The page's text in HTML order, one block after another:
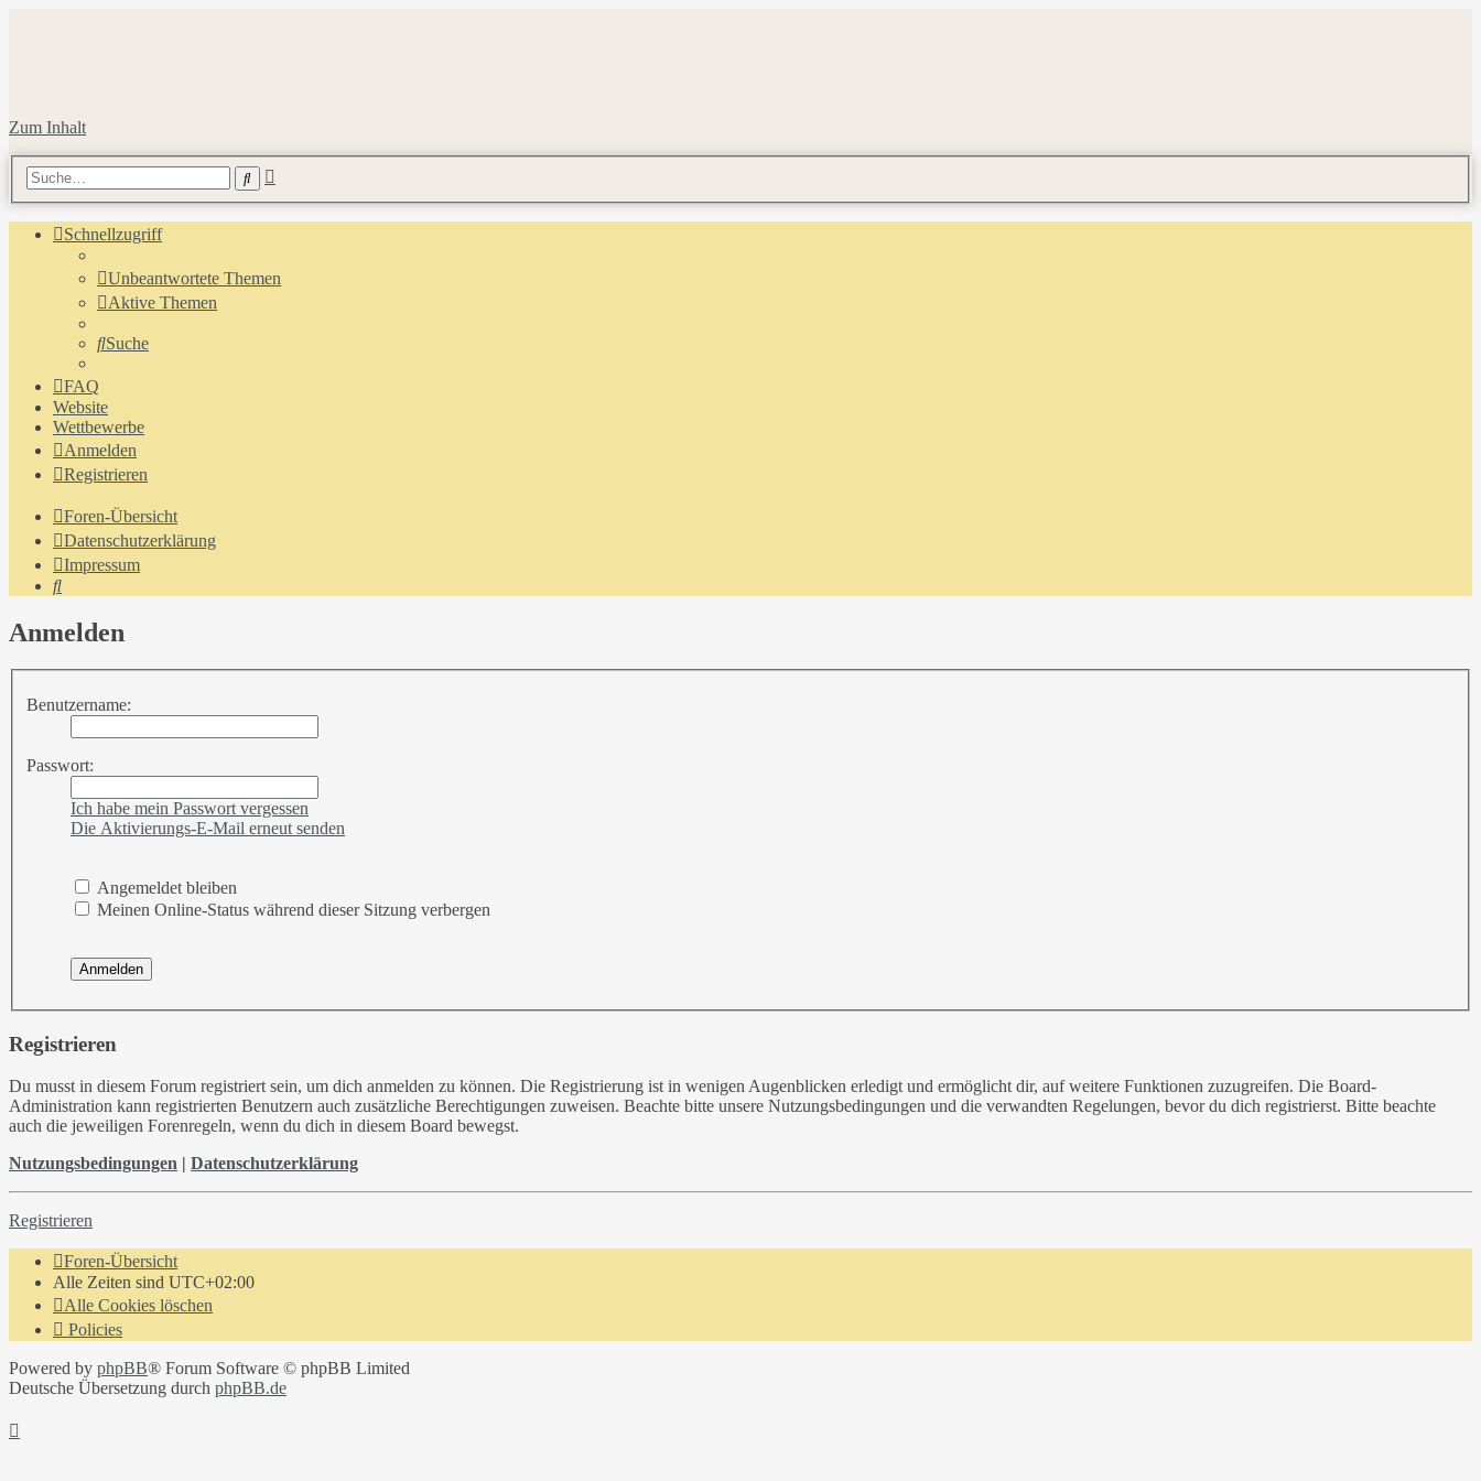
Zum Inhalt
Suche
Schnellzugriff
Unbeantwortete Themen
Aktive Themen
Suche
FAQ
Website
Wettbewerbe
Anmelden
Registrieren
Foren-Übersicht
Datenschutzerklärung
Impressum
Suche
Anmelden
Benutzername:
Passwort:
Ich habe mein Passwort vergessen
Die Aktivierungs-E-Mail erneut senden
Angemeldet bleiben
Meinen Online-Status während dieser Sitzung verbergen
Registrieren
Du musst in diesem Forum registriert sein, um dich anmelden zu können. Die Registrierung ist in wenigen Augenblicken erledigt und ermöglicht dir, auf weitere Funktionen zuzugreifen. Die Board-
Administration kann registrierten Benutzern auch zusätzliche Berechtigungen zuweisen. Beachte bitte unsere Nutzungsbedingungen und die verwandten Regelungen, bevor du dich registrierst. Bitte beachte
auch die jeweiligen Forenregeln, wenn du dich in diesem Board bewegst.
Nutzungsbedingungen | Datenschutzerklärung
Registrieren
Foren-Übersicht
Alle Zeiten sind UTC+02:00
Alle Cookies löschen
Policies
Powered by phpBB® Forum Software © phpBB Limited
Deutsche Übersetzung durch phpBB.de